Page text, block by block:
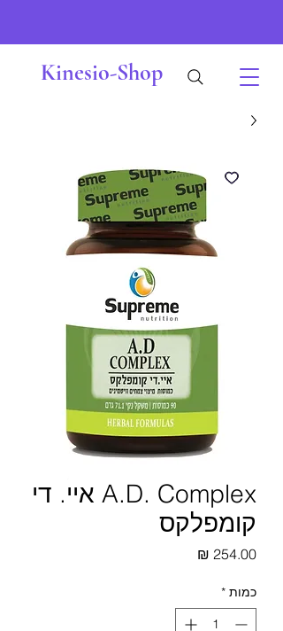
Kinesio-Shop
A.D. Complex איי. די
קומפלקס
כמות *